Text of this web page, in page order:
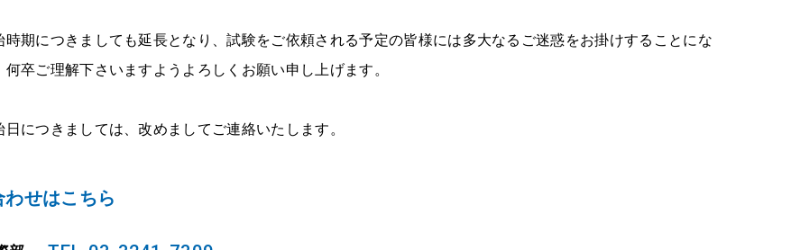
期につきましても延長となり、試験をご依頼される予定の皆様には多大なるご迷惑をお掛けすることにな
何卒ご理解下さいますようよろしくお願い申し上げます。
につきましては、改めましてご連絡いたします。
わせはこちら